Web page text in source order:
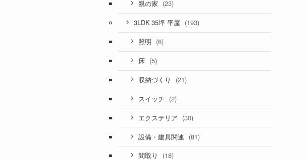
親の家 (23)
3LDK 35坪 平屋 (193)
照明 (6)
床 (5)
収納づくり (21)
スイッチ (2)
エクステリア (30)
設備・建具関連 (81)
間取り (18)